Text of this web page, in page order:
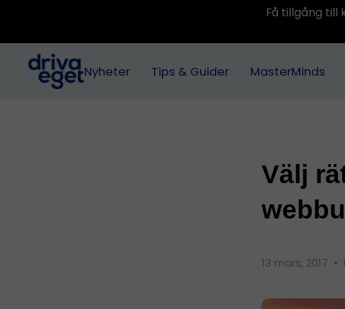
Få tillgång till
Nyheter Tips & Guider MasterMinds
Välj
13 mars, 2017 •